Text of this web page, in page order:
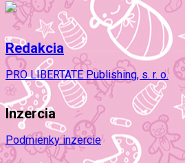
Redakcia
PRO LIBERTATE Publishing, s. r. o.
Inzercia
Podmienky inzercie